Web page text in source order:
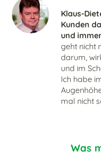
Klaus-
Kunden
und
geht nicht
darum,
und im
Ich habe
mal nicht
Was